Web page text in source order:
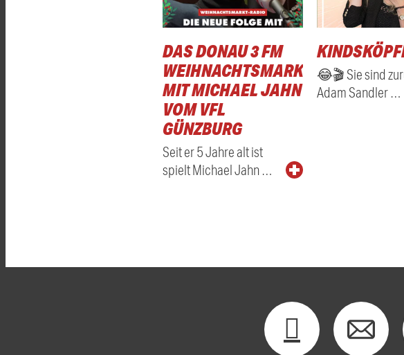
DAS DONAU 3 FM
WEIHNACHTSMARKTRADIO
MIT MICHAEL JAHN
VOM VFL
GÜNZBURG
Seit er 5 Jahre alt ist
spielt Michael Jahn …
😂🎬 Sie sind
Adam Sandler …